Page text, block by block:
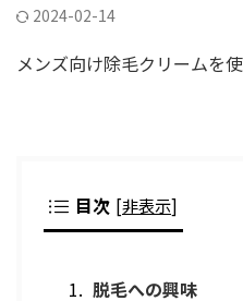
2024-02-14
メンズ向け除毛クリームを
目次 [非表示]
脱毛への興味